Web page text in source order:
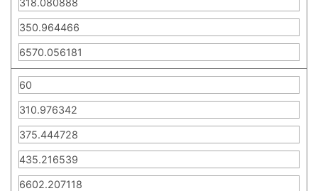
318.080888
350.964466
6570.056181
60
310.976342
375.444728
435.216539
6602.207118